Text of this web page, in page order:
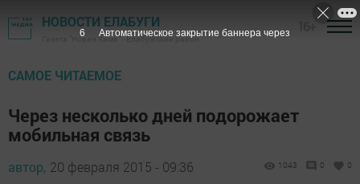
НОВОСТИ ЕЛАБУГИ
Газета "Новая Кама" - Елабужский район
САМОЕ ЧИТАЕМОЕ
Через несколько дней подорожает
мобильная связь
автор, 20 февраля 2015 - 09:36 1043 0 0
5 Автоматическое закрытие баннера через